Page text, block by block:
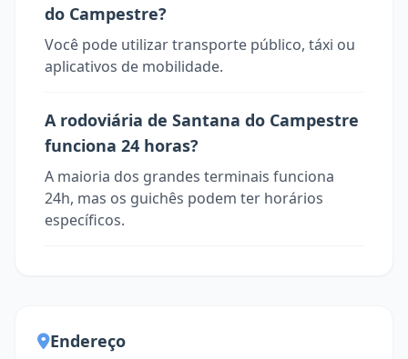
do Campestre?
Você pode utilizar transporte público, táxi ou
aplicativos de mobilidade.
A rodoviária de Santana do Campestre
funciona 24 horas?
A maioria dos grandes terminais funciona
24h, mas os guichês podem ter horários
específicos.
Endereço